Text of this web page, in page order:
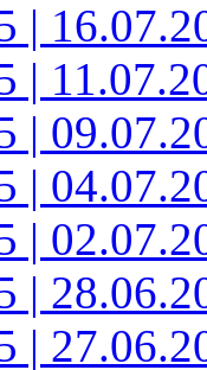
|
|
|
|
|
|
|